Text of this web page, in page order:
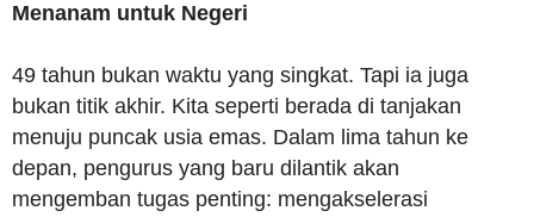
Menanam untuk Negeri
49 tahun bukan waktu yang singkat. Tapi ia juga
bukan titik akhir. Kita seperti berada di tanjakan
menuju puncak usia emas. Dalam lima tahun ke
depan, pengurus yang baru dilantik akan
mengemban tugas penting: mengakselerasi